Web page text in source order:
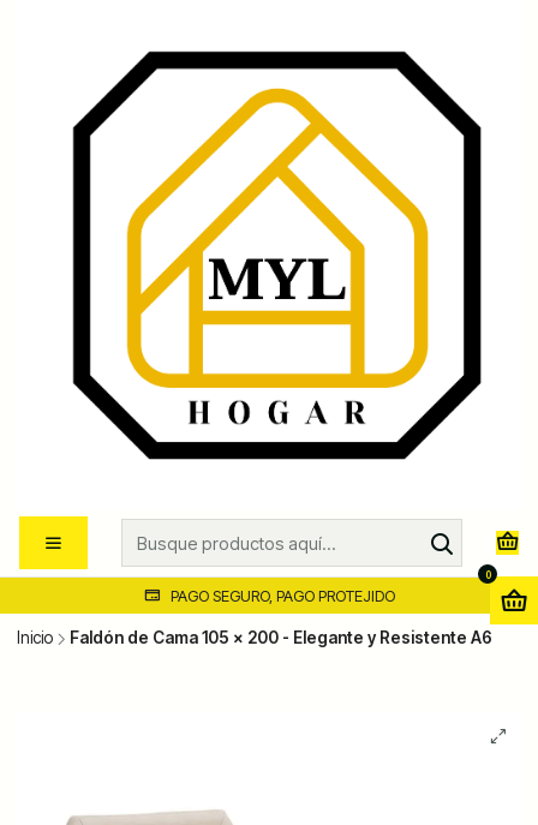
0
PAGO SEGURO, PAGO PROTEJIDO
Inicio Faldón de Cama 105 x 200 - Elegante y Resistente A6